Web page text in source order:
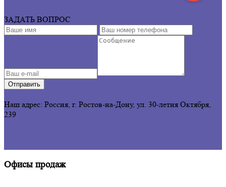
ЗАДАТЬ ВОПРОС
Отправить
Наш адрес: Россия, г. Ростов-на-Дону, ул. 30-летия Октября,
239
Офисы продаж